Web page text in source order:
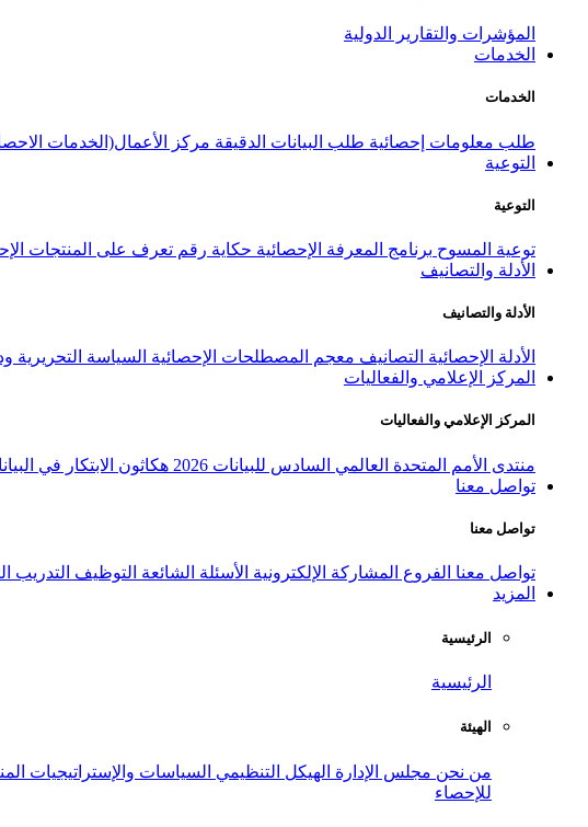
المؤشرات والتقارير الدولية
الخدمات
الخدمات
طلب معلومات إحصائية طلب البيانات الدقيقة مركز الأعمال(الخدمات
التوعية
التوعية
توعية المسوح برنامج المعرفة الإحصائية حكاية رقم تعرف على المنتجات
الأدلة والتصانيف
الأدلة والتصانيف
الأدلة الإحصائية التصانيف معجم المصطلحات الإحصائية السياسة التحريرية
المركز الإعلامي والفعاليات
المركز الإعلامي والفعاليات
منتدى الأمم المتحدة العالمي السادس للبيانات 2026 هكاثون الابتكار في
تواصل معنا
تواصل معنا
تواصل معنا الفروع المشاركة الإلكترونية الأسئلة الشائعة التوظيف التدريب
المزيد
الرئيسية
الرئيسية
الهيئة
من نحن مجلس الإدارة الهيكل التنظيمي السياسات والإستراتيجيات
للإحصاء